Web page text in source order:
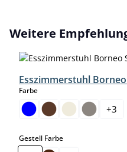
Produktgalerie überspringen
Weitere
Esszimmerstuhl
Farbeauswählen
+3
Gestell Farbeauswählen